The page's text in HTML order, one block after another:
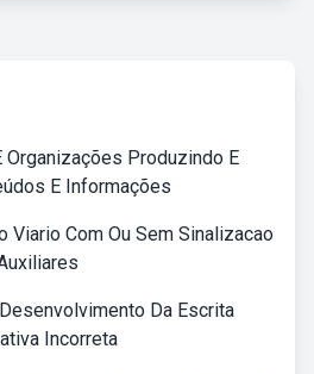
Organizações Produzindo E
E Informações
Viario Com Ou Sem Sinalizacao
Da Escrita
Incorreta